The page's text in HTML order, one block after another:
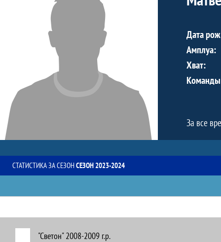
Дата
Амплуа:
Хват:
За все
СТАТИСТИКА ЗА СЕЗОН СЕЗОН 2023-2024
"Светон" 2008-2009 г.р.